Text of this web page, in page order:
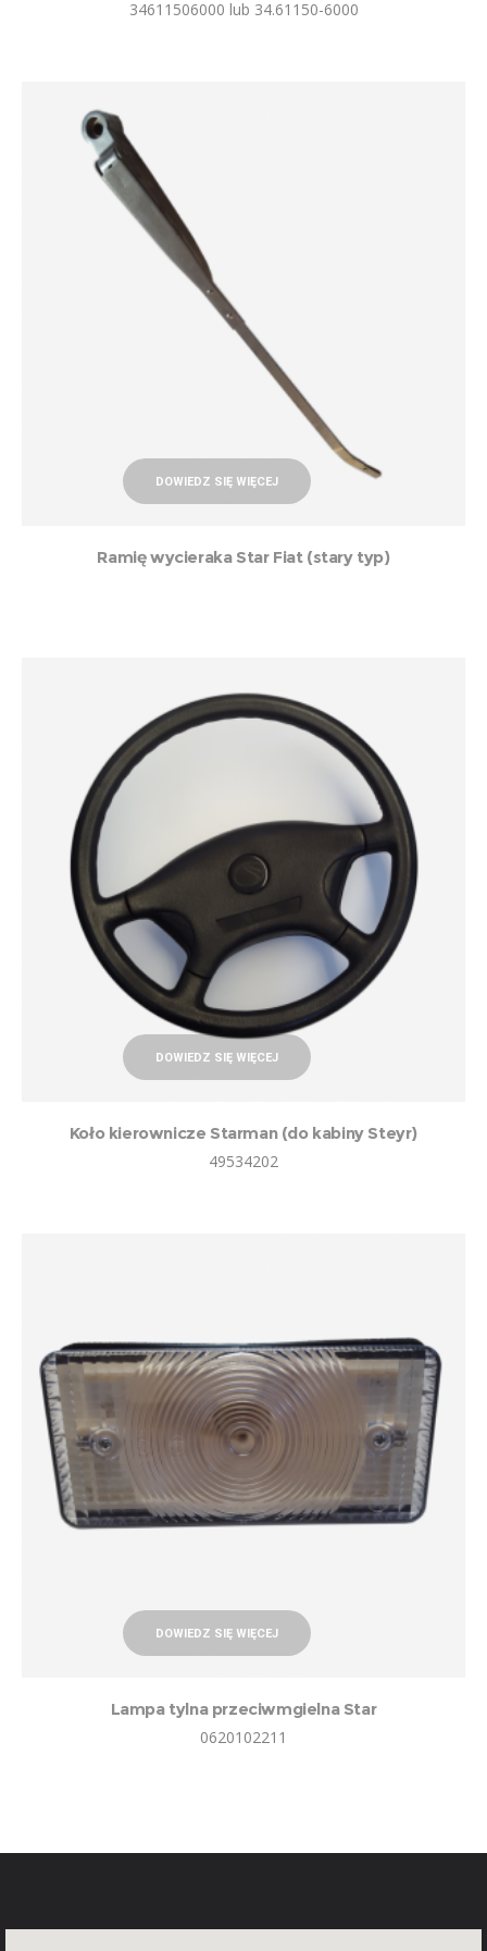
34611506000 lub 34.61150-6000
DOWIEDZ SIĘ WIĘCEJ
Ramię wycieraka Star Fiat (stary typ)
DOWIEDZ SIĘ WIĘCEJ
Koło kierownicze Starman (do kabiny Steyr)
49534202
DOWIEDZ SIĘ WIĘCEJ
Lampa tylna przeciwmgielna Star
0620102211